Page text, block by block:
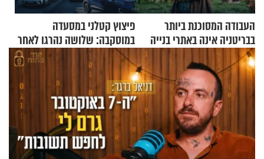
העבודה המסוכנת ביותר
בבריטניה אינה באתרי בנייה
אלא דווקא בשדות
פיצוץ קטלני במסעדה
במוסקבה: שלושה נהרגו לאחר
שמטען שנשאה אישה התפוצץ